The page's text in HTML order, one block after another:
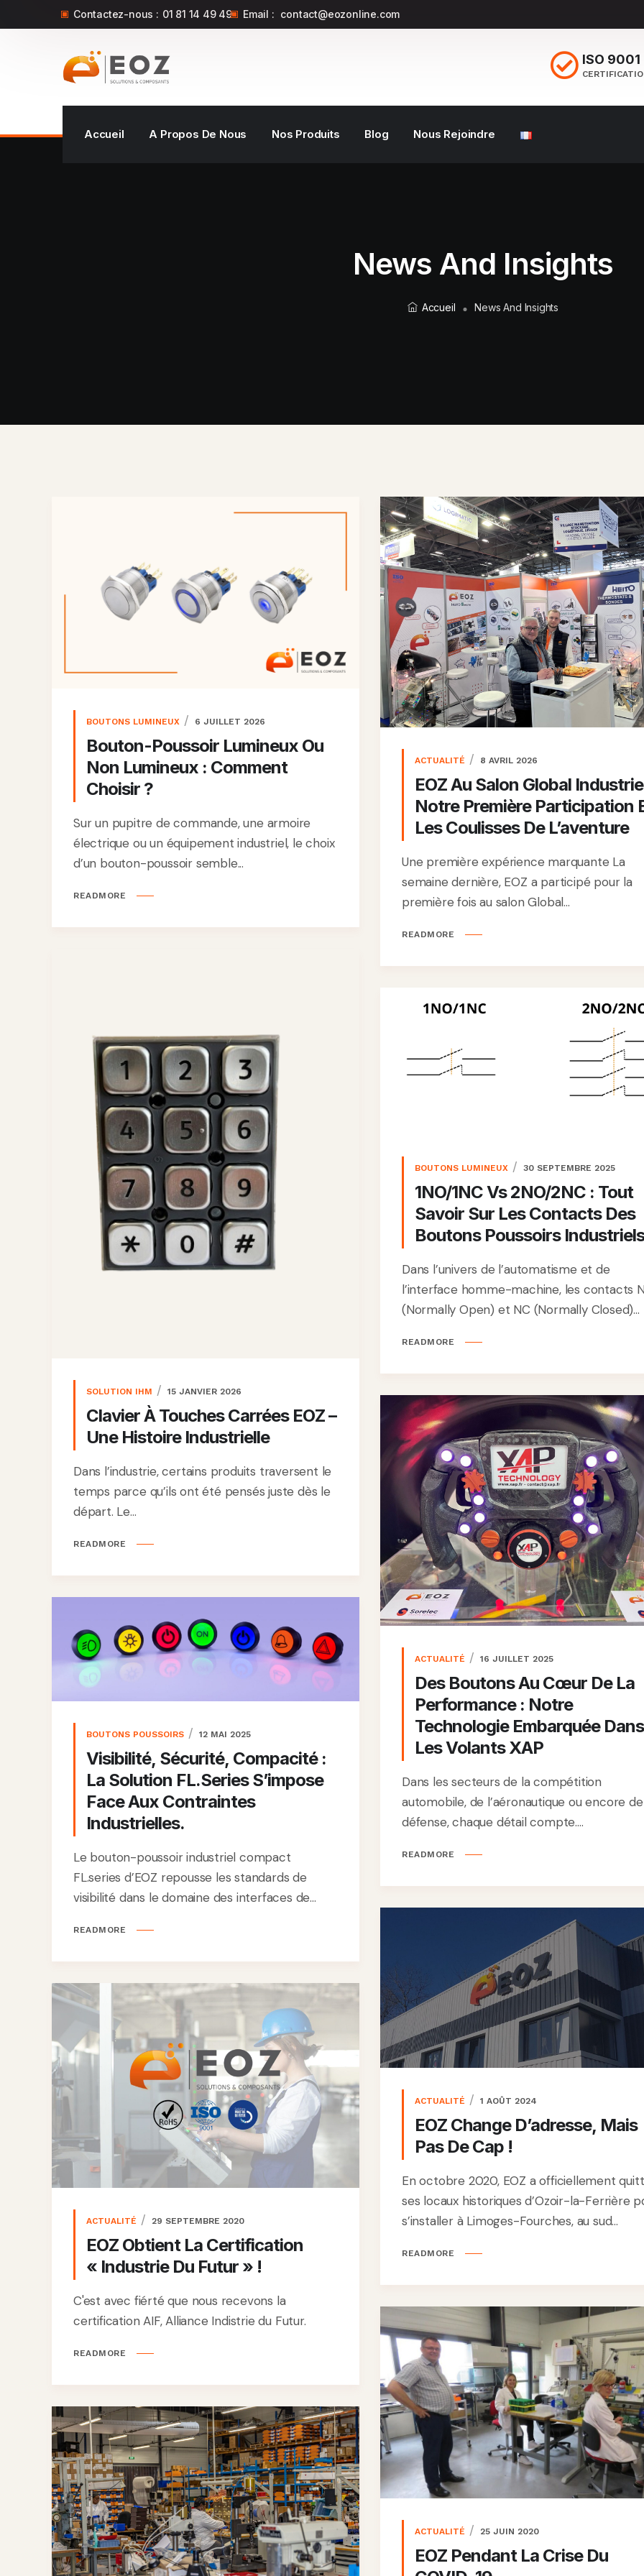
Contactez-nous : 01 81 14 49 49 Email : contact@eozonline.com
ISO 9001
Accueil A Propos De Nous Nos Produits Blog Nous Rejoindre
News And Insights
Accueil News And Insights
BOUTONS LUMINEUX 6 JUILLET 2026
Bouton-Poussoir Lumineux Ou
Non Lumineux : Comment
Choisir ?
Sur un pupitre de commande, une armoire
électrique ou un équipement industriel, le choix
d’un bouton-poussoir semble...
READMORE
ACTUALITÉ 8 AVRIL 2026
EOZ Au Salon Global
Notre Première Participation
Les Coulisses De L’aventure
Une première expérience marquante La
semaine dernière, EOZ a participé pour la
première fois au salon Global...
READMORE
SOLUTION IHM 15 JANVIER 2026
Clavier À Touches Carrées EOZ –
Une Histoire Industrielle
Dans l’industrie, certains produits traversent le
temps parce qu’ils ont été pensés juste dès le
départ. Le...
READMORE
BOUTONS LUMINEUX 30 SEPTEMBRE 2025
1NO/1NC Vs 2NO/2NC : Tout
Savoir Sur Les Contacts Des
Boutons Poussoirs Industriels
Dans l’univers de l’automatisme et de
l’interface homme-machine, les contacts
(Normally Open) et NC (Normally Closed)...
READMORE
ACTUALITÉ 16 JUILLET 2025
Des Boutons Au Cœur De La
Performance : Notre
Technologie Embarquée Dans
Les Volants XAP
Dans les secteurs de la compétition
automobile, de l’aéronautique ou encore
défense, chaque détail compte....
READMORE
BOUTONS POUSSOIRS 12 MAI 2025
Visibilité, Sécurité, Compacité :
La Solution FL.series S’impose
Face Aux Contraintes
Industrielles.
Le bouton-poussoir industriel compact
FL.series d’EOZ repousse les standards de
visibilité dans le domaine des interfaces de...
READMORE
ACTUALITÉ 1 AOÛT 2024
EOZ Change D’adresse, Mais
Pas De Cap !
En octobre 2020, EOZ a officiellement
ses locaux historiques d’Ozoir-la-Ferrière
s’installer à Limoges-Fourches, au sud...
READMORE
ACTUALITÉ 29 SEPTEMBRE 2020
EOZ Obtient La Certification
« Industrie Du Futur » !
C'est avec fiérté que nous recevons la
certification AIF, Alliance Indistrie du Futur.
READMORE
ACTUALITÉ 25 JUIN 2020
EOZ Pendant La Crise Du